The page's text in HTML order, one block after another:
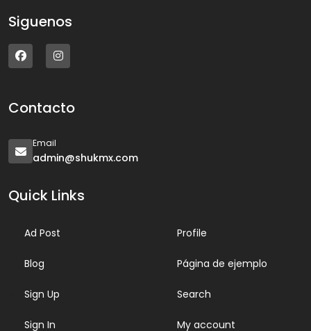
Siguenos
Contacto
Email
admin@shukmx.com
Quick Links
Ad Post
Blog
Sign Up
Sign In
Profile
Página de ejemplo
Search
My account